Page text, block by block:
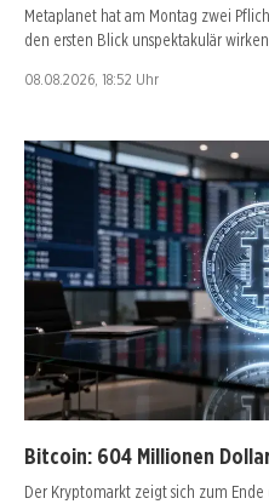
Metaplanet hat am Montag zwei
den ersten Blick unspektakulär
08.08.2026, 18:52 Uhr
Bitcoin: 604 Millionen
Der Kryptomarkt zeigt sich zum